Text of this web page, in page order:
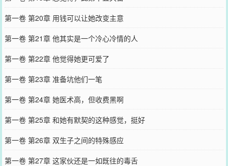
第一卷 第20章 用钱可以让她改变主意
第一卷 第21章 他其实是一个冷心冷情的人
第一卷 第22章 他觉得她更可爱了
第一卷 第23章 准备坑他们一笔
第一卷 第24章 她医术高，但收费黑啊
第一卷 第25章 和她有默契的这种感觉，挺好
第一卷 第26章 双生子之间的特殊感应
第一卷 第27章 这家伙还是一如既往的毒舌